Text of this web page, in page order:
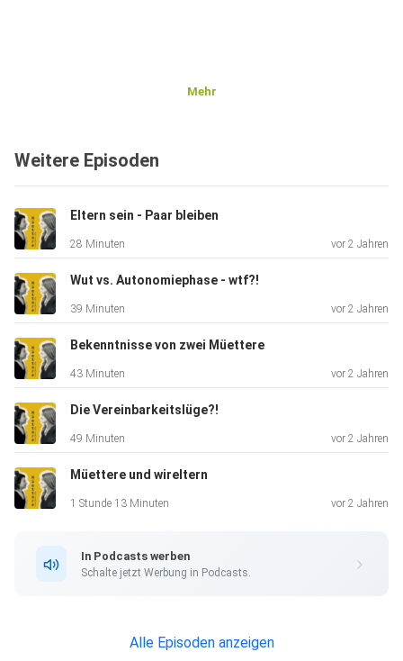
Mehr
Weitere Episoden
Eltern sein - Paar bleiben
28 Minuten vor 2 Jahren
Wut vs. Autonomiephase - wtf?!
39 Minuten vor 2 Jahren
Bekenntnisse von zwei Müettere
43 Minuten vor 2 Jahren
Die Vereinbarkeitslüge?!
49 Minuten vor 2 Jahren
Müettere und wireltern
1 Stunde 13 Minuten vor 2 Jahren
In Podcasts werben
Schalte jetzt Werbung in Podcasts.
Alle Episoden anzeigen